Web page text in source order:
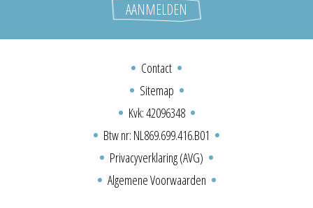
Contact
Sitemap
Kvk: 42096348
Btw nr: NL869.699.416.B01
Privacyverklaring (AVG)
Algemene Voorwaarden